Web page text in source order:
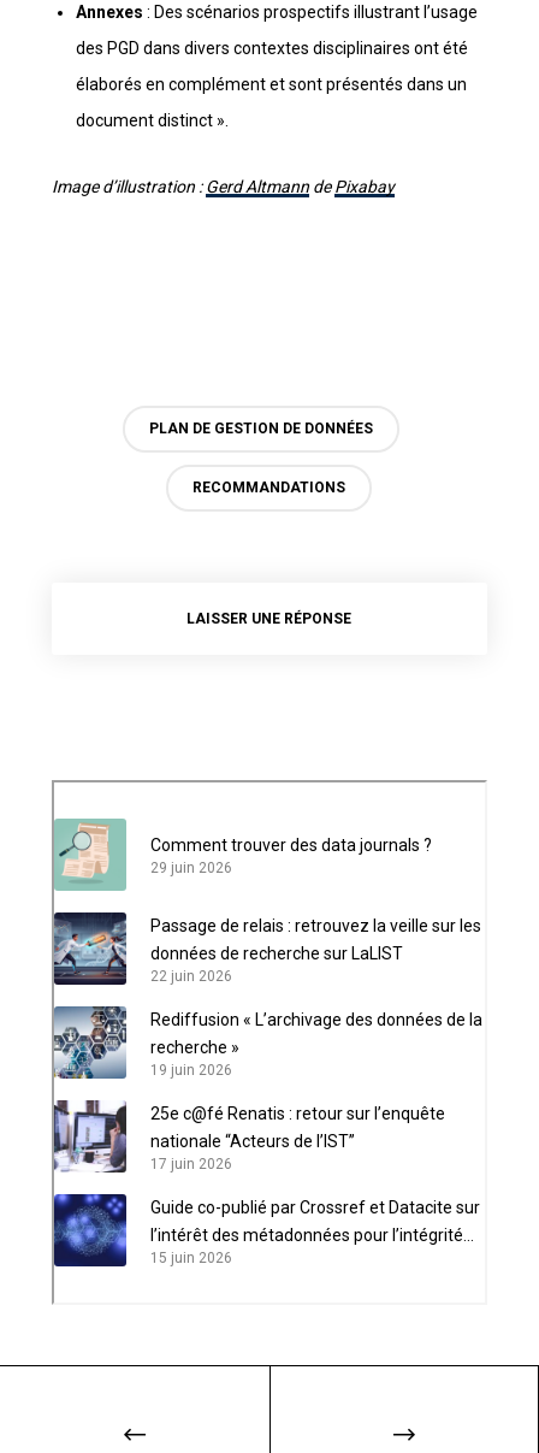
Annexes : Des scénarios prospectifs illustrant l’usage
des PGD dans divers contextes disciplinaires ont été
élaborés en complément et sont présentés dans un
document distinct ».
Image d’illustration :Gerd AltmanndePixabay
PLAN DE GESTION DE DONNÉES
RECOMMANDATIONS
LAISSER UNE RÉPONSE
Comment trouver des data journals ?
29 juin 2026
Passage de relais : retrouvez la veille sur les
données de recherche sur LaLIST
22 juin 2026
Rediffusion « L’archivage des données de la
recherche »
19 juin 2026
25e c@fé Renatis : retour sur l’enquête
nationale “Acteurs de l’IST”
17 juin 2026
Guide co-publié par Crossref et Datacite sur
l’intérêt des métadonnées pour l’intégrité
scientifique
15 juin 2026